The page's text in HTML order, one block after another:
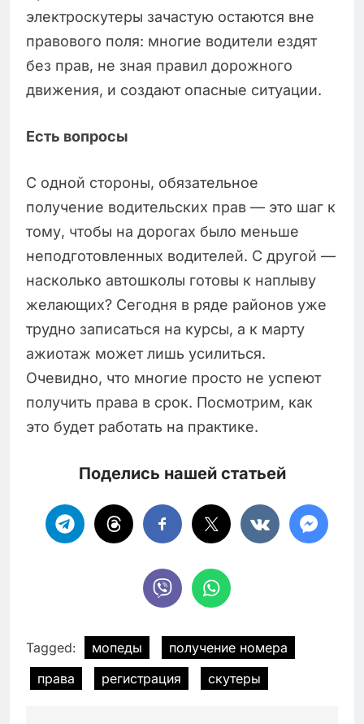
электроскутеры зачастую остаются вне
правового поля: многие водители ездят
без прав, не зная правил дорожного
движения, и создают опасные ситуации.
Есть вопросы
С одной стороны, обязательное
получение водительских прав — это шаг к
тому, чтобы на дорогах было меньше
неподготовленных водителей. С другой —
насколько автошколы готовы к наплыву
желающих? Сегодня в ряде районов уже
трудно записаться на курсы, а к марту
ажиотаж может лишь усилиться.
Очевидно, что многие просто не успеют
получить права в срок. Посмотрим, как
это будет работать на практике.
Поделись нашей статьей
Tagged: мопеды
получение номера
права
регистрация скутеры